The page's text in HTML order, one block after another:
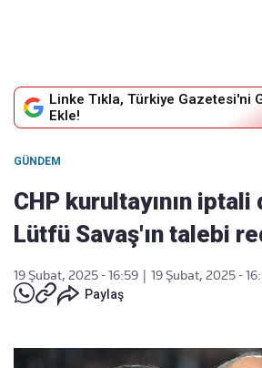
Linke Tıkla, Türkiye Gazetesi'ni
Ekle!
GÜNDEM
CHP kurultayının iptali
Lütfü Savaş'ın talebi
19 Şubat, 2025 - 16:59
19 Şubat, 2025 -
Paylaş